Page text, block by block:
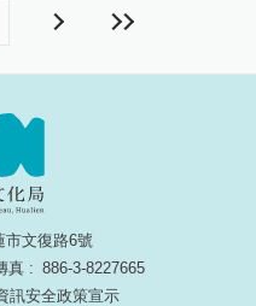
市文復路6號
真 : 886-3-8227665
訊安全政策宣示